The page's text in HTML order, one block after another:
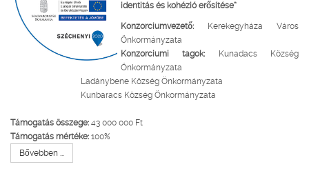
identitás és kohézió erősítése”
Konzorciumvezető: Kerekegyháza Város
Önkormányzata
Konzorciumi tagok: Kunadacs Község
Önkormányzata
Ladánybene Község Önkormányzata
Kunbaracs Község Önkormányzata
Támogatás összege: 43 000 000 Ft
Támogatás mértéke: 100%
Bővebben ...